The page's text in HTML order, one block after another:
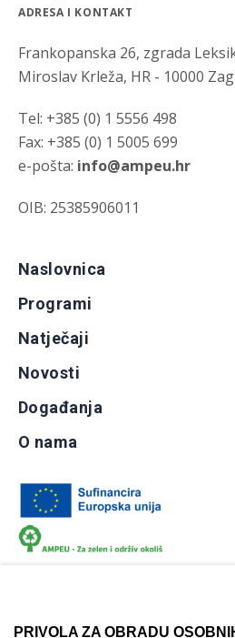
PRIVOLA ZA OBRADU
ADRESA I KONTAKT
Frankopanska 26, zgrada
Miroslav Krleža, HR - 10000
Tel: +385 (0) 1 5556 498
Fax: +385 (0) 1 5005 699
e-pošta: info@ampeu.hr
OIB: 25385906011
Naslovnica
Programi
Natječaji
Novosti
Događanja
O nama